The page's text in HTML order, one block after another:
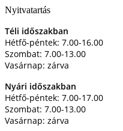
Nyitvatartás
Téli időszakban
Hétfő-péntek: 7.00-16.00
Szombat: 7.00-13.00
Vasárnap: zárva
Nyári időszakban
Hétfő-péntek: 7.00-17.00
Szombat: 7.00-13.00
Vasárnap: zárva